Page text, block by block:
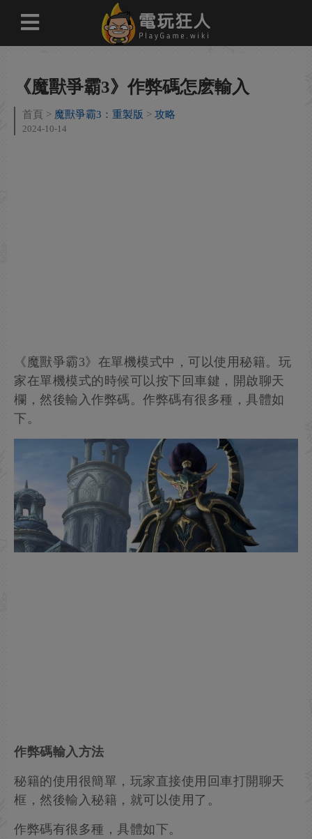
《魔獸爭霸3》作弊碼怎麽輸入
首頁 魔獸爭霸3：重製版 攻略
2024-10-14
《魔獸爭霸3》在單機模式中，可以使用秘籍。玩
家在單機模式的時候可以按下回車鍵，開啟聊天
欄，然後輸入作弊碼。作弊碼有很多種，具體如
下。
作弊碼輸入方法
秘籍的使用很簡單，玩家直接使用回車打開聊天
框，然後輸入秘籍，就可以使用了。
作弊碼有很多種，具體如下。